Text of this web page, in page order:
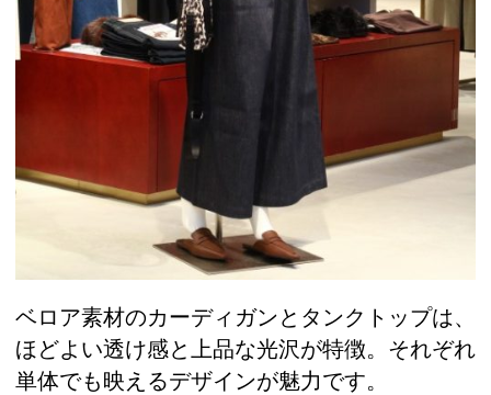
ベロア素材のカーディガンとタンクトップは、
ほどよい透け感と上品な光沢が特徴。それぞれ
単体でも映えるデザインが魅力です。